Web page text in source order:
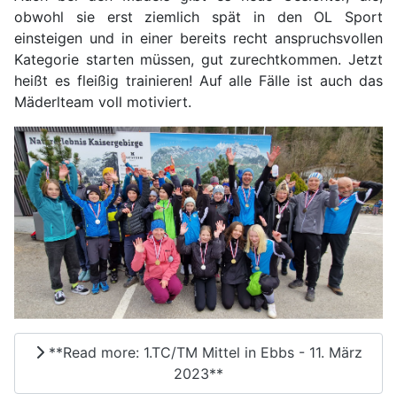
obwohl sie erst ziemlich spät in den OL Sport
einsteigen und in einer bereits recht anspruchsvollen
Kategorie starten müssen, gut zurechtkommen. Jetzt
heißt es fleißig trainieren! Auf alle Fälle ist auch das
Mäderlteam voll motiviert.
**Read more: 1.TC/TM Mittel in Ebbs - 11. März
2023**